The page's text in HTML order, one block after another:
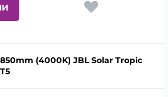
(4000K) JBL Solar Tropic